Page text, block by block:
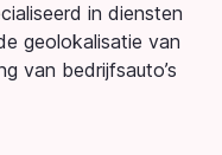
in diensten
geolokalisatie van
van bedrijfsauto’s